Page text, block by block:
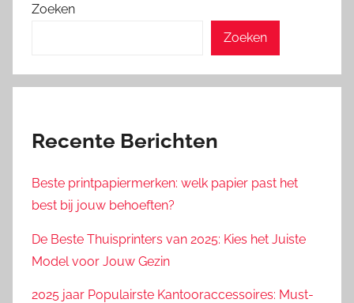
Zoeken
Zoeken
Recente Berichten
Beste printpapiermerken: welk papier past het
best bij jouw behoeften?
De Beste Thuisprinters van 2025: Kies het Juiste
Model voor Jouw Gezin
2025 jaar Populairste Kantooraccessoires: Must-